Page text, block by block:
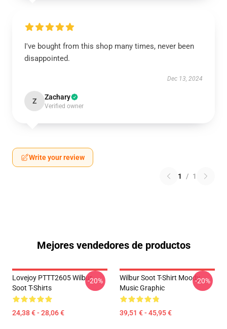
I've bought from this shop many times, never been
disappointed.
Dec 13, 2024
Z Zachary
Verified owner
Write your review
1 / 1
Mejores vendedores de productos
Lovejoy PTTT2605 Wilbur
Soot T-Shirts
24,38 € - 28,06 €
-20%
Wilbur Soot T-Shirt Moody
Music Graphic
39,51 € - 45,95 €
-20%